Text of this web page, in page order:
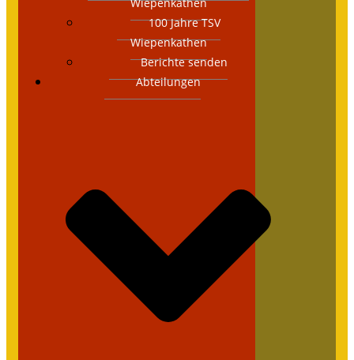
100 Jahre TSV
Wiepenkathen
Berichte senden
Abteilungen